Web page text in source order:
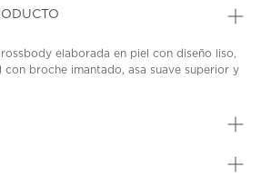
elaborada en piel con diseño liso,
broche imantado, asa suave superior y